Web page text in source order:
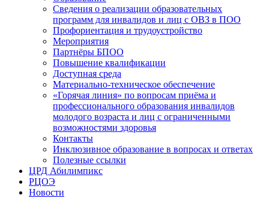
Сведения о реализации образовательных
программ для инвалидов и лиц с ОВЗ в ПОО
Профориентация и трудоустройство
Мероприятия
Партнёры БПОО
Повышение квалификации
Доступная среда
Материально-техническое обеспечение
«Горячая линия» по вопросам приёма и
профессионального образования инвалидов
молодого возраста и лиц с ограниченными
возможностями здоровья
Контакты
Инклюзивное образование в вопросах и ответах
Полезные ссылки
ЦРД Абилимпикс
РЦОЭ
Новости